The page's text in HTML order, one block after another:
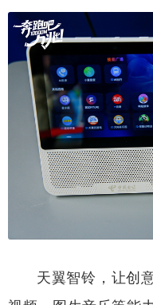
天翼智铃，让创